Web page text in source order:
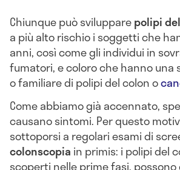
Chiunque può svilupparepolipi
a più alto rischio i soggetti che
anni, così come gli individui in
fumatori, e coloro che hanno una
o familiare di polipi del colon o
Come abbiamo già accennato,
causano sintomi. Per questo
sottoporsi a regolari esami di
colonscopia in primis: i polipi del
scoperti nelle prime fasi, possono